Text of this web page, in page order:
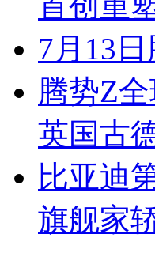
7月13
腾势Z
英国古
比亚迪
旗舰家